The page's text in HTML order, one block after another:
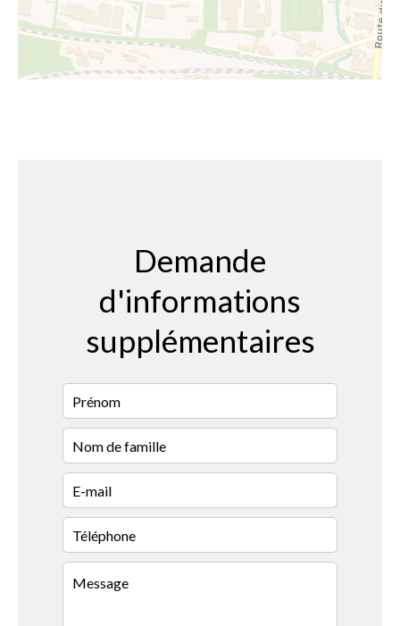
Demande
d'informations
supplémentaires